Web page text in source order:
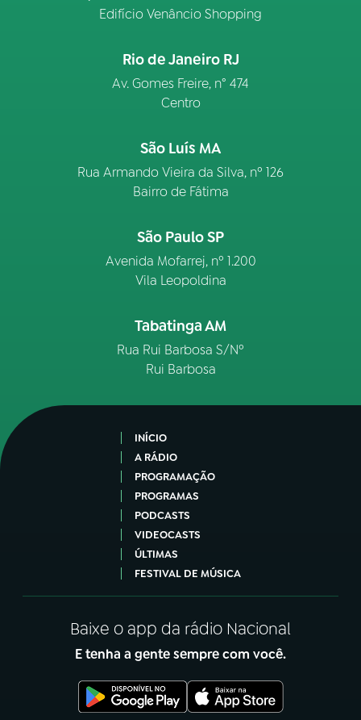
Edifício Venâncio Shopping
Rio de Janeiro RJ
Av. Gomes Freire, n° 474
Centro
São Luís MA
Rua Armando Vieira da Silva, nº 126
Bairro de Fátima
São Paulo SP
Avenida Mofarrej, nº 1.200
Vila Leopoldina
Tabatinga AM
Rua Rui Barbosa S/Nº
Rui Barbosa
INÍCIO
A RÁDIO
PROGRAMAÇÃO
PROGRAMAS
PODCASTS
VIDEOCASTS
ÚLTIMAS
FESTIVAL DE MÚSICA
Baixe o app da rádio Nacional
E tenha a gente sempre com você.